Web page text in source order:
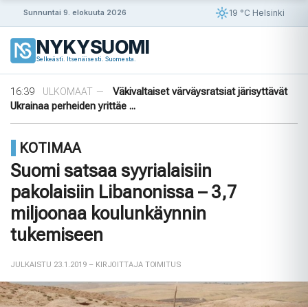
Sunnuntai 9. elokuuta 2026 19 °C Helsinki
NYKYSUOMI
Selkeästi. Itsenäisesti. Suomesta.
09:08 VIIHDE —
Rapujuhlat – Ruotsin loppukesän rituaali
19:48
ULKOMAAT —
Uusi valvontateknologia luo digitaalisen
sormenjäljen ajoneuvon laitteista ...
16:39
ULKOMAAT —
Väkivaltaiset värväysratsiat järisyttävät
Ukrainaa perheiden yrittäe ...
14:42
Norjalainen viikinkihauta avattiin
09:08
VIIHDE —
19:48
ULKOMAAT
Uusi valvontateknologia luo digitaalisen
sormenjäljen ajoneuvon laitteista ...
KOTIMAA
Suomi satsaa syyrialaisiin
pakolaisiin Libanonissa – 3,7
miljoonaa koulunkäynnin
tukemiseen
JULKAISTU 23.1.2019 – KIRJOITTAJA TOIMITUS